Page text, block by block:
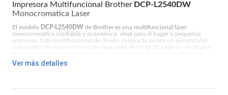
Impresora Multifuncional Brother DCP-L2540DW
Monocromatica Laser
El modelo DCP-L2540DW de Brother es una multifuncional láser
monocromática confiable y económica, ideal para el hogar o pequeñas
empresas. Este multifuncional de diseño compacto posee un alimentador
automático de documentos con capacidad de hasta 35 páginas, un dúplex
capacidad para 250 hojas. Puede conectarse fácilmente de forma
inalámbrica o mediante Ethernet, e imprime y copia hasta 30 páginas por
Ver más detalles